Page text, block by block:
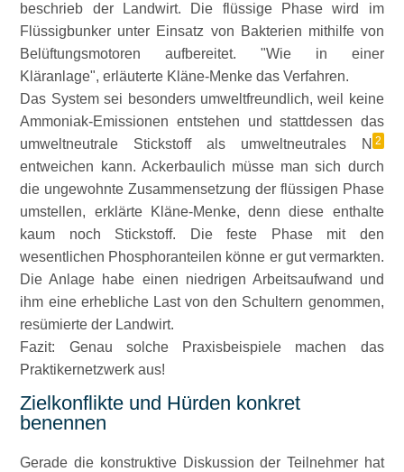
beschrieb der Landwirt. Die flüssige Phase wird im
Flüssigbunker unter Einsatz von Bakterien mithilfe von
Belüftungsmotoren aufbereitet.
Wie in einer
Kläranlage , erläuterte Kläne-Menke das Verfahren.
Das System sei besonders umweltfreundlich, weil keine
Ammoniak-Emissionen entstehen und stattdessen das
umweltneutrale Stickstoff als umweltneutrales N 2
entweichen kann. Ackerbaulich müsse man sich durch
die ungewohnte Zusammensetzung der flüssigen Phase
umstellen, erklärte Kläne-Menke, denn diese enthalte
kaum noch Stickstoff. Die feste Phase mit den
wesentlichen Phosphoranteilen könne er gut vermarkten.
Die Anlage habe einen niedrigen Arbeitsaufwand und
ihm eine erhebliche Last von den Schultern genommen,
resümierte der Landwirt.
Fazit: Genau solche Praxisbeispiele machen das
Praktikernetzwerk aus!
Zielkonflikte und Hürden konkret
benennen
Gerade die konstruktive Diskussion der Teilnehmer hat